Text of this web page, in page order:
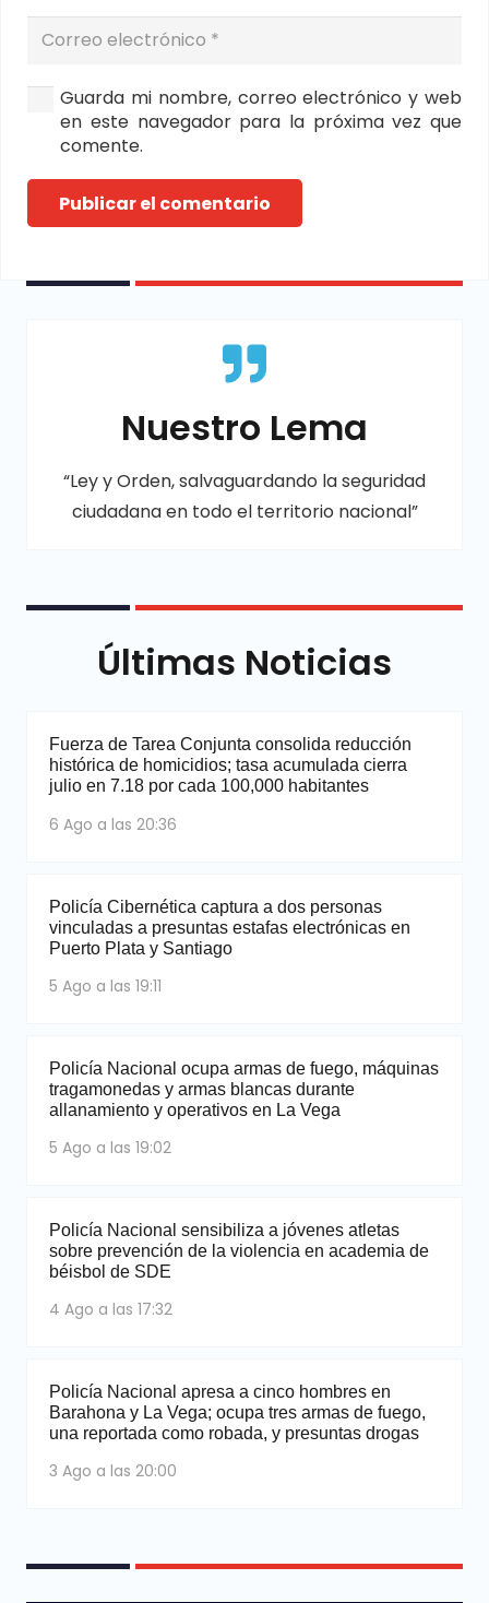
Guarda mi nombre, correo electrónico y web
en este navegador para la próxima vez que
comente.
Publicar el comentario
Nuestro Lema
“Ley y Orden, salvaguardando la seguridad
ciudadana en todo el territorio nacional”
Últimas Noticias
Fuerza de Tarea Conjunta consolida reducción
histórica de homicidios; tasa acumulada cierra
julio en 7.18 por cada 100,000 habitantes
6 Ago a las 20:36
Policía Cibernética captura a dos personas
vinculadas a presuntas estafas electrónicas en
Puerto Plata y Santiago
5 Ago a las 19:11
Policía Nacional ocupa armas de fuego, máquinas
tragamonedas y armas blancas durante
allanamiento y operativos en La Vega
5 Ago a las 19:02
Policía Nacional sensibiliza a jóvenes atletas
sobre prevención de la violencia en academia de
béisbol de SDE
4 Ago a las 17:32
Policía Nacional apresa a cinco hombres en
Barahona y La Vega; ocupa tres armas de fuego,
una reportada como robada, y presuntas drogas
3 Ago a las 20:00